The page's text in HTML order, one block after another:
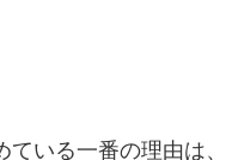
ている一番の理由は